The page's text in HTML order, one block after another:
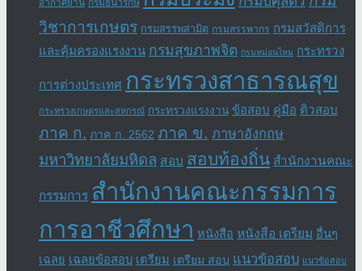
วิชาการเกษตร กรมสรรพสามิต กรมสรรพากร กรมสวัสดิการ
และคุ้มครองแรงงาน กรมสุขภาพจิต กรมหม่อนไหม กระทรวง
การต่างประเทศ กระทรวงสาธารณสุข
กระทรวงเกษตรและสหกรณ์ กระทรวงแรงงาน ข้อสอบ คู่มือ ติวสอบ
ภาค ก. ภาค ก. 2562 ภาค ข. ภาษาอังกฤษ
มหาวิทยาลัยมหิดล สอบ สอบท้องถิ่น สำนักงานคณะ
กรรมการ สำนักงานคณะกรรมการ
การอาชีวศึกษา หนังสือ หนังสือ เตรียม อื่นๆ
เฉลย เฉลยข้อสอบ เตรียม เตรียม สอบ แนวข้อสอบ แนวข้อสอบ